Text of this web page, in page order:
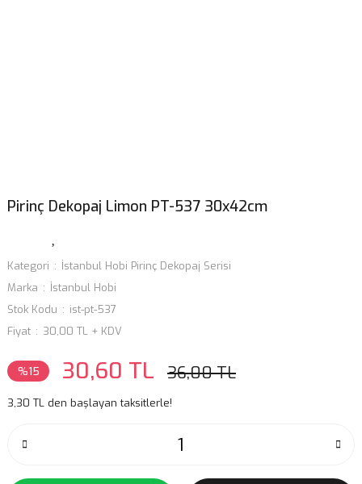
Pirinç Dekopaj Limon PT-537 30x42cm
Kategori
İstanbul Hobi Pirinç Dekopaj Serisi
Marka
İstanbul Hobi
Stok Kodu
ist-pt-537
Fiyat
30,00 TL + KDV
%15 30,60 TL 36,00 TL
3,30 TL den başlayan taksitlerle!